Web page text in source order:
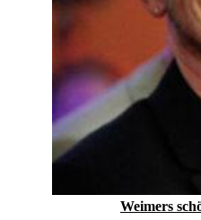
Weimers